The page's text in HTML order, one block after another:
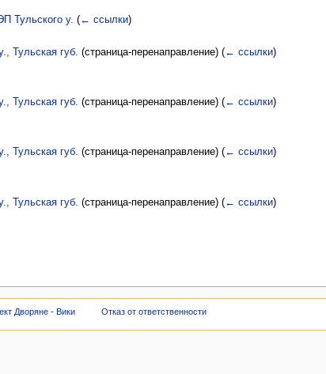
Тульского у. (← ссылки)
Тульская губ. (страница-перенаправление) (← ссылки)
Тульская губ. (страница-перенаправление) (← ссылки)
Тульская губ. (страница-перенаправление) (← ссылки)
Тульская губ. (страница-перенаправление) (← ссылки)
Дворяне - Вики Отказ от ответственности